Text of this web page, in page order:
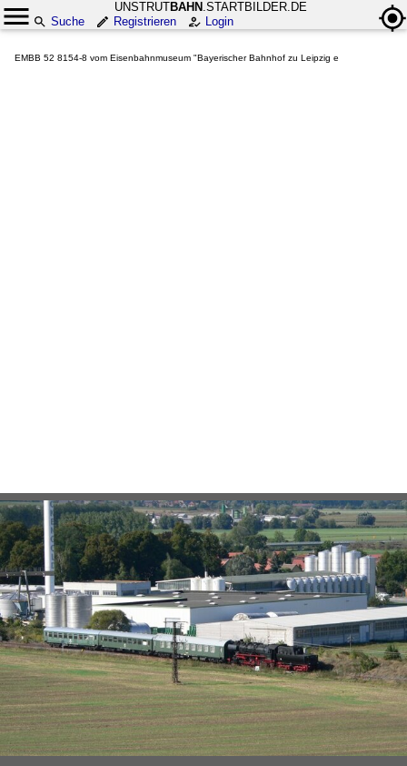
UNSTRUTBAHN .STARTBILDER.DE
Suche
Registrieren Login
EMBB 52 8154-8 vom Eisenbahnmuseum "Bayerischer Bahnhof zu Leipzig e